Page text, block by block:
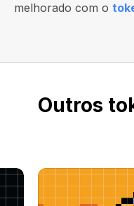
melhorado com o
Outros